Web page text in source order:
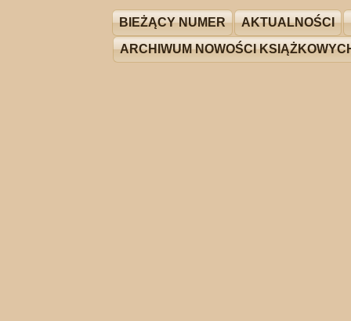
BIEŻĄCY NUMER AKTUALNOŚCI
ARCHIWUM NOWOŚCI